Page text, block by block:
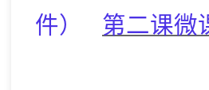
件） 第二课微